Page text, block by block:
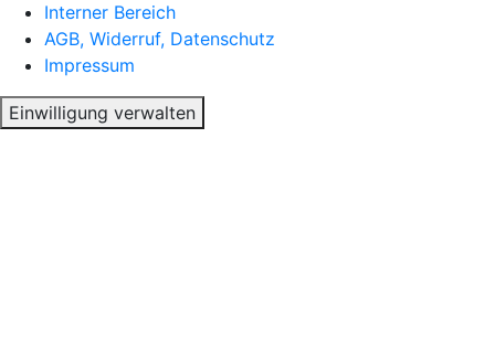
Interner Bereich
AGB, Widerruf, Datenschutz
Impressum
Einwilligung verwalten